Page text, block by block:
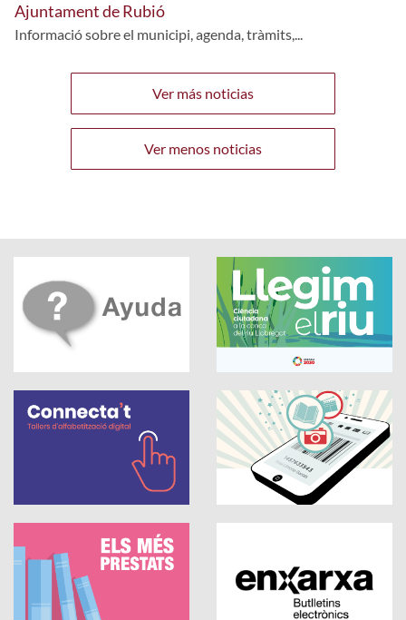
Ajuntament de Rubió
Informació sobre el municipi, agenda, tràmits,...
Ver más noticias
Ver menos noticias